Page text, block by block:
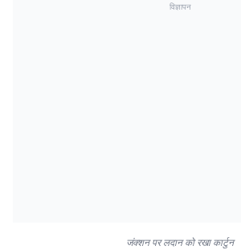
विज्ञापन
जंक्शन पर लदान को रखा कार्टुन